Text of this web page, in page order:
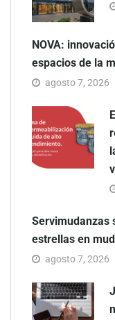
NOVA:
espacios de la
agosto 7, 2026
Servimudanzas
estrellas en
agosto 7, 2026